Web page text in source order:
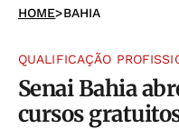
HOME>BAHIA
QUALIFICAÇÃO
Senai Bahia
cursos